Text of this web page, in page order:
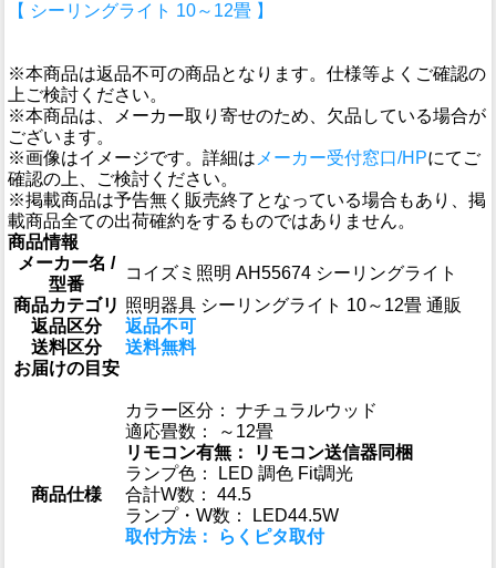
【 シーリングライト 10～12畳 】
※本商品は返品不可の商品となります。仕様等よくご確認の
上ご検討ください。
※本商品は、メーカー取り寄せのため、欠品している場合が
ございます。
※画像はイメージです。詳細は メーカー受付窓口/HPにてご
確認の上、ご検討ください。
※掲載商品は予告無く販売終了となっている場合もあり、掲
載商品全ての出荷確約をするものではありません。
商品情報
メーカー名 /
型番
コイズミ照明 AH55674 シーリングライト
商品カテゴリ 照明器具 シーリングライト 10～12畳 通販
返品区分
返品不可
送料区分
送料無料
お届けの目安
商品仕様
カラー区分： ナチュラルウッド
適応畳数： ～12畳
リモコン有無： リモコン送信器同梱
ランプ色： LED 調色 Fit調光
合計W数： 44.5
ランプ・W数： LED44.5W
取付方法： らくピタ取付